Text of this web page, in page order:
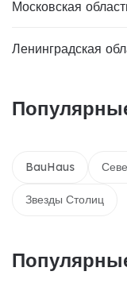
Московская
Ленинградская
BauHaus
Звезды Столиц